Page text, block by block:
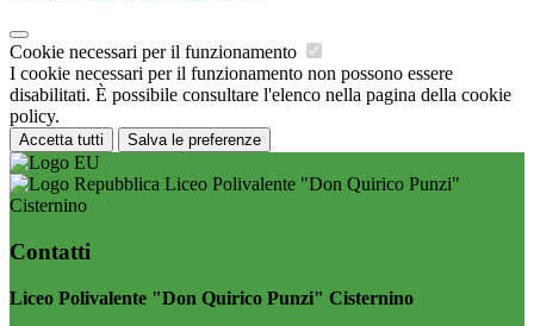
Cookie necessari per il funzionamento
I cookie necessari per il funzionamento non possono essere
disabilitati. È possibile consultare l'elenco nella pagina della cookie
policy.
Accetta tutti Salva le preferenze
Liceo Polivalente "Don Quirico Punzi"
Cisternino
Contatti
Liceo Polivalente "Don Quirico Punzi" Cisternino